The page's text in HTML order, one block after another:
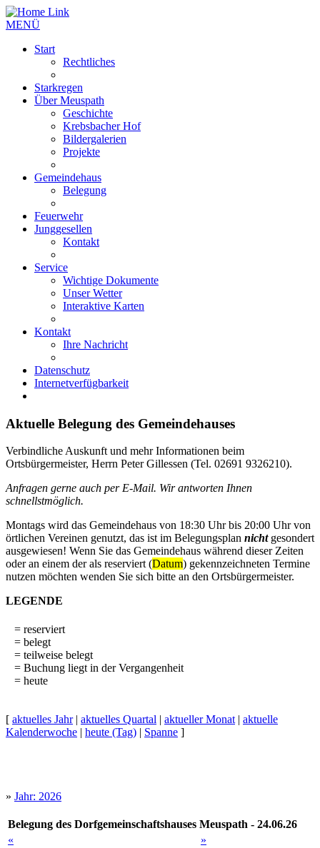
MENÜ
Start
Rechtliches
Starkregen
Über Meuspath
Geschichte
Krebsbacher Hof
Bildergalerien
Projekte
Gemeindehaus
Belegung
Feuerwehr
Junggesellen
Kontakt
Service
Wichtige Dokumente
Unser Wetter
Interaktive Karten
Kontakt
Ihre Nachricht
Datenschutz
Internetverfügbarkeit
Aktuelle Belegung des Gemeindehauses
Verbindliche Auskunft und mehr Informationen beim
Ortsbürgermeister, Herrn Peter Gillessen (Tel. 02691 9326210).
Anfragen gerne auch per E-Mail. Wir antworten Ihnen
schnellstmöglich.
Montags wird das Gemeindehaus von 18:30 Uhr bis 20:00 Uhr von
örtlichen Vereinen genutzt, das ist im Belegungsplan nichtgesondert
ausgewiesen! Wenn Sie das Gemeindehaus während dieser Zeiten
oder an einem der als reserviert (Datum) gekennzeichneten Termine
nutzen möchten wenden Sie sich bitte an den Ortsbürgermeister.
LEGENDE
= reserviert
= belegt
= teilweise belegt
= Buchung liegt in der Vergangenheit
= heute
[ aktuelles Jahr| aktuelles Quartal | aktueller Monat | aktuelle
Kalenderwoche | heute (Tag) | Spanne ]
» Jahr: 2026
Belegung des Dorfgemeinschaftshauses Meuspath - 24.06.26
«
»